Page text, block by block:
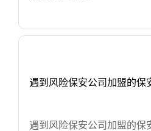
遇到风险保安公司加盟的保
遇到风险保安公司加盟的保